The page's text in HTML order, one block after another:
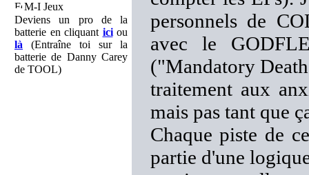
M-I Jeux
Deviens un pro de la
batterie en cliquant iciou
là (Entraîne toi sur la
batterie de Danny Carey
de TOOL)
personnels de
avec le
("Mandatory
traitement aux
mais pas tant que
Chaque piste de
partie d'une